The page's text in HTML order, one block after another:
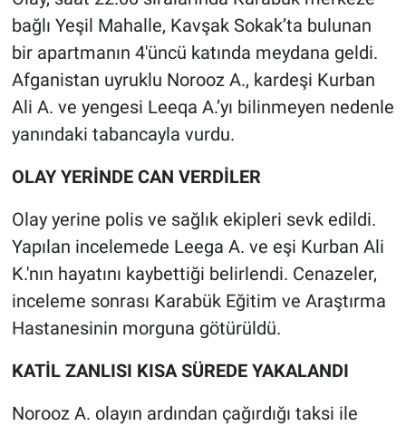
bağlı Yeşil Mahalle, Kavşak Sokak’ta bulunan
bir apartmanın 4'üncü katında meydana geldi.
Afganistan uyruklu Norooz A., kardeşi Kurban
Ali A. ve yengesi Leeqa A.’yı bilinmeyen nedenle
yanındaki tabancayla vurdu.
OLAY YERİNDE CAN VERDİLER
Olay yerine polis ve sağlık ekipleri sevk edildi.
Yapılan incelemede Leega A. ve eşi Kurban Ali
K.'nın hayatını kaybettiği belirlendi. Cenazeler,
inceleme sonrası Karabük Eğitim ve Araştırma
Hastanesinin morguna götürüldü.
KATİL ZANLISI KISA SÜREDE YAKALANDI
Norooz A. olayın ardından çağırdığı taksi ile
Gündem Özel
Günün görüntüsü
Haber
İlan
Kimdir
Koronavirüs
Kültür Sanat
Ne demişti
Nedir